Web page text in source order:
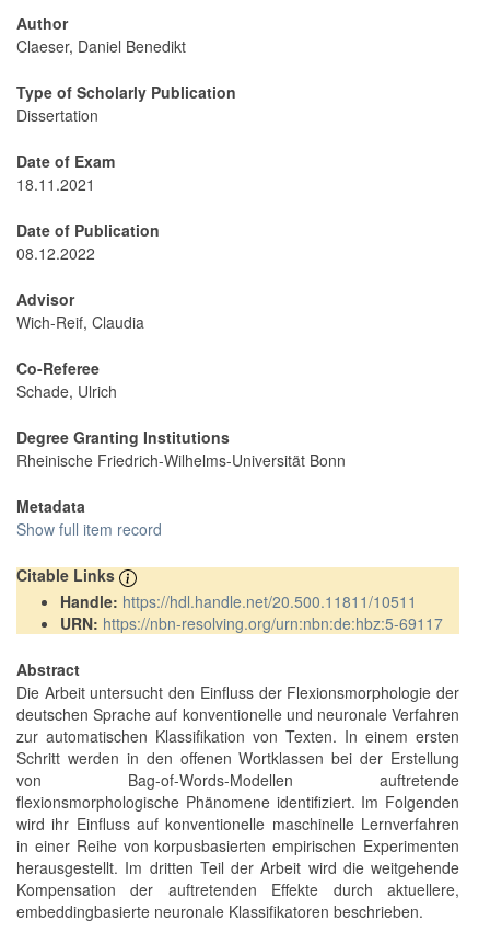
Author
Claeser, Daniel Benedikt
Type of Scholarly Publication
Dissertation
Date of Exam
18.11.2021
Date of Publication
08.12.2022
Advisor
Wich-Reif, Claudia
Co-Referee
Schade, Ulrich
Degree Granting Institutions
Rheinische Friedrich-Wilhelms-Universität Bonn
Metadata
Show full item record
Citable Links
Handle: https://hdl.handle.net/20.500.11811/10511
URN: https://nbn-resolving.org/urn:nbn:de:hbz:5-69117
Abstract
Die Arbeit untersucht den Einfluss der Flexionsmorphologie der
deutschen Sprache auf konventionelle und neuronale Verfahren
zur automatischen Klassifikation von Texten. In einem ersten
Schritt werden in den offenen Wortklassen bei der Erstellung
von Bag-of-Words-Modellen auftretende
flexionsmorphologische Phänomene identifiziert. Im Folgenden
wird ihr Einfluss auf konventionelle maschinelle Lernverfahren
in einer Reihe von korpusbasierten empirischen Experimenten
herausgestellt. Im dritten Teil der Arbeit wird die weitgehende
Kompensation der auftretenden Effekte durch aktuellere,
embeddingbasierte neuronale Klassifikatoren beschrieben.